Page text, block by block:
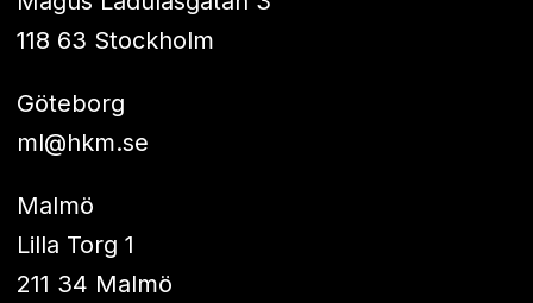
118 63 Stockholm
Göteborg
ml@hkm.se
Malmö
Lilla Torg 1
211 34 Malmö